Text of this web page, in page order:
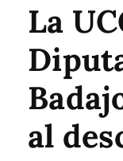
La
al